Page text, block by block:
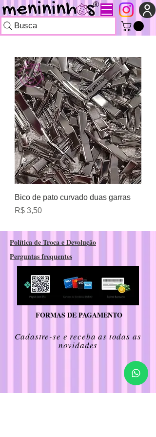
Busca
Bico de pato curvado duas garras
Preço
R$ 3,50
Política de Troca e Devolução
Perguntas frequentes
FORMAS DE PAGAMENTO
Cadastre-se e receba as todas as
novidades